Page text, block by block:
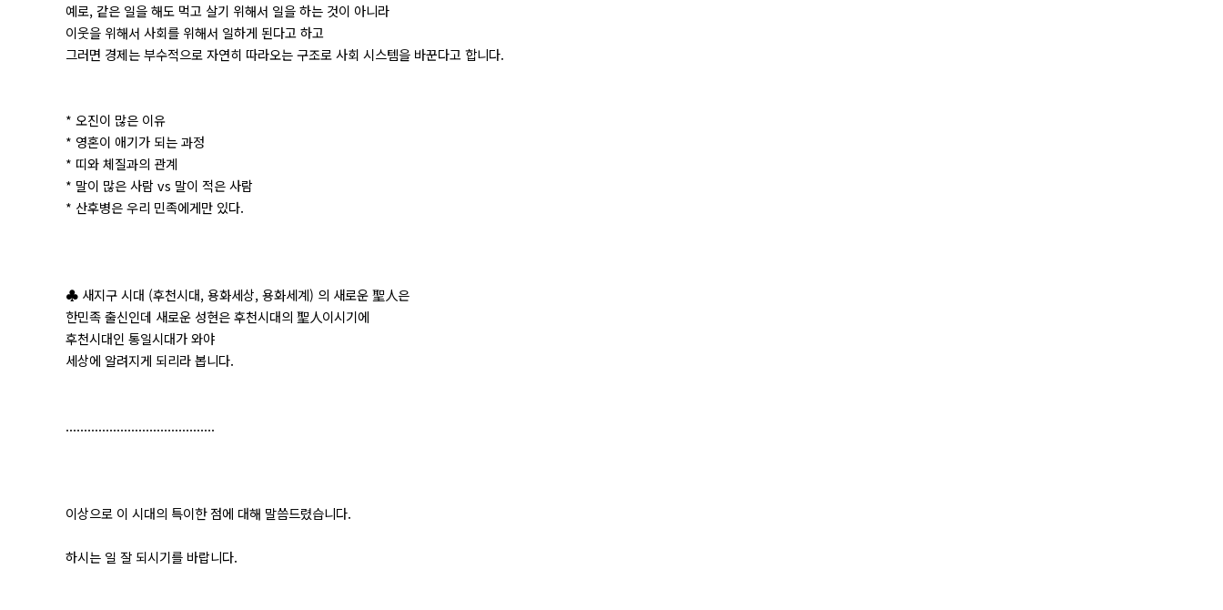
예로, 같은 일을 해도 먹고 살기 위해서 일을 하는 것이 아니라
이웃을 위해서 사회를 위해서 일하게 된다고 하고
그러면 경제는 부수적으로 자연히 따라오는 구조로 사회 시스템을 바꾼다고 합니다.
* 오진이 많은 이유
* 영혼이 애기가 되는 과정
* 띠와 체질과의 관계
* 말이 많은 사람 vs 말이 적은 사람
* 산후병은 우리 민족에게만 있다.
♣ 새지구 시대 (후천시대, 용화세상, 용화세계) 의 새로운 聖人은
한민족 출신인데 새로운 성현은 후천시대의 聖人이시기에
후천시대인 통일시대가 와야
세상에 알려지게 되리라 봅니다.
.........................................
이상으로 이 시대의 특이한 점에 대해 말씀드렸습니다.
하시는 일 잘 되시기를 바랍니다.